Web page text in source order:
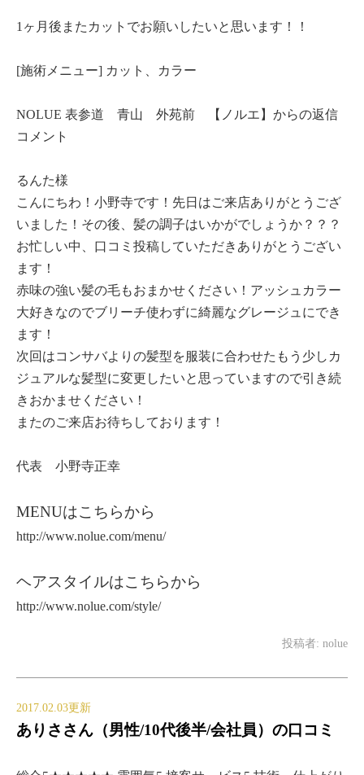
1ヶ月後またカットでお願いしたいと思います！！
[施術メニュー] カット、カラー
NOLUE 表参道 青山 外苑前 【ノルエ】からの返信
コメント
るんた様
こんにちわ！小野寺です！先日はご来店ありがとうござ
いました！その後、髪の調子はいかがでしょうか？？？
お忙しい中、口コミ投稿していただきありがとうござい
ます！
赤味の強い髪の毛もおまかせください！アッシュカラー
大好きなのでブリーチ使わずに綺麗なグレージュにでき
ます！
次回はコンサバよりの髪型を服装に合わせたもう少しカ
ジュアルな髪型に変更したいと思っていますので引き続
きおかませください！
またのご来店お待ちしております！
代表 小野寺正幸
MENUはこちらから
http://www.nolue.com/menu/
ヘアスタイルはこちらから
http://www.nolue.com/style/
投稿者: nolue
2017.02.03更新
ありささん（男性/10代後半/会社員）の口コミ